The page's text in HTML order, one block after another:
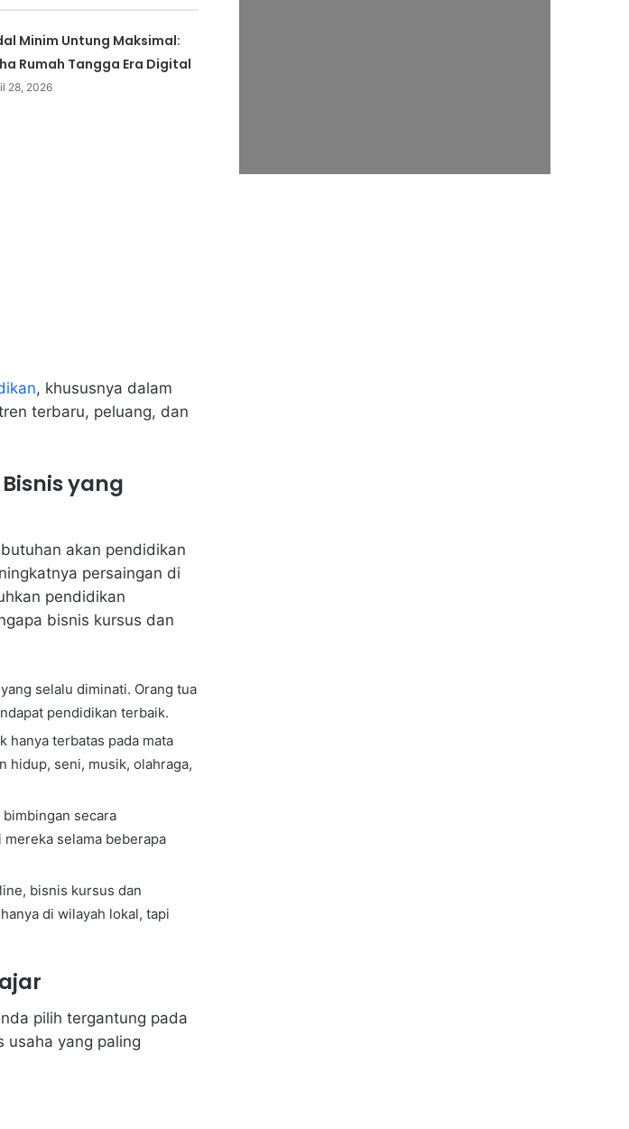
Minim Untung Maksimal:
Rumah Tangga Era Digital
28, 2026
, khususnya dalam
terbaru, peluang, dan
yang
akan pendidikan
persaingan di
pendidikan
bisnis kursus dan
selalu diminati. Orang tua
pendidikan terbaik.
hanya terbatas pada mata
hidup, seni, musik, olahraga,
secara
selama beberapa
bisnis kursus dan
di wilayah lokal, tapi
pilih tergantung pada
usaha yang paling